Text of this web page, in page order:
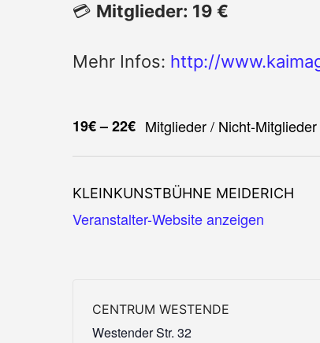
💳 Mitglieder: 19 €
Mehr Infos: http://
19€ – 22€ Mitglieder / Nicht-Mitglieder
KLEINKUNSTBÜHNE MEIDERICH
Veranstalter-Website anzeigen
CENTRUM WESTENDE
Westender Str. 32